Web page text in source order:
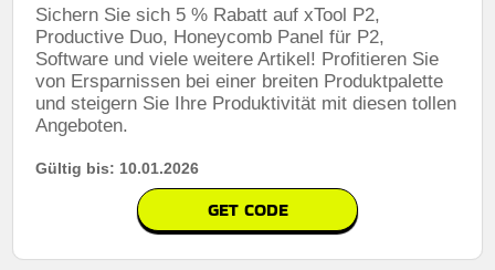
Sichern Sie sich 5 % Rabatt auf xTool P2,
Productive Duo, Honeycomb Panel für P2,
Software und viele weitere Artikel! Profitieren Sie
von Ersparnissen bei einer breiten Produktpalette
und steigern Sie Ihre Produktivität mit diesen tollen
Angeboten.
Gültig bis: 10.01.2026
GET CODE